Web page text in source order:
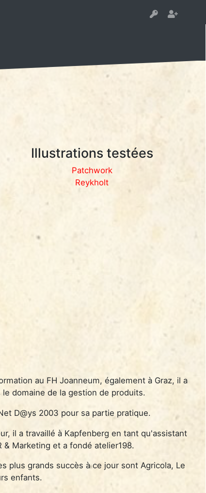
Illustrations testées
Patchwork
Reykholt
au FH Joanneum, également à Graz, il a
domaine de la gestion de produits.
D@ys 2003 pour sa partie pratique.
il a travaillé à Kapfenberg en tant qu'assistant
Marketing et a fondé atelier198.
plus grands succès à ce jour sont Agricola, Le
enfants.